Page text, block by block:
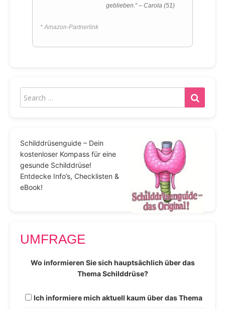
geblieben.“ – Carola (51)
* Amazon-Partnerlink
Schilddrüsenguide – Dein
kostenloser Kompass für eine
gesunde Schilddrüse!
Entdecke Info’s, Checklisten &
eBook!
UMFRAGE
Wo informieren Sie sich hauptsächlich über das
Thema Schilddrüse?
Ich informiere mich aktuell kaum über das Thema